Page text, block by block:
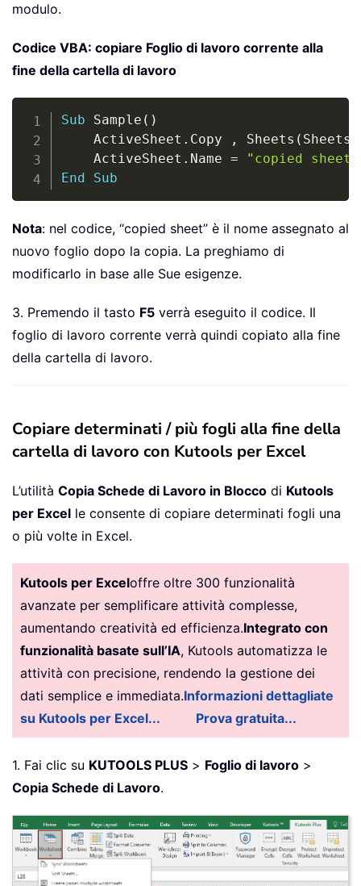
modulo.
Codice VBA: copiare Foglio di lavoro corrente alla
fine della cartella di lavoro
Sub Sample ( )
	ActiveSheet
. Copy , Sheets ( Sheets
	ActiveSheet
. Name =
"copied sheet"
End
Sub
Nota: nel codice, “copied sheet” è il nome assegnato al
nuovo foglio dopo la copia. La preghiamo di
modificarlo in base alle Sue esigenze.
3. Premendo il tasto F5 verrà eseguito il codice. Il
foglio di lavoro corrente verrà quindi copiato alla fine
della cartella di lavoro.
Copiare determinati / più fogli alla fine della
cartella di lavoro con Kutools per Excel
L’utilità Copia Schede di Lavoro in Blocco di Kutools
per Excel le consente di copiare determinati fogli una
o più volte in Excel.
Kutools per Exceloffre oltre 300 funzionalità
avanzate per semplificare attività complesse,
aumentando creatività ed efficienza.Integrato con
funzionalità basate sull’IA, Kutools automatizza le
attività con precisione, rendendo la gestione dei
dati semplice e immediata.Informazioni dettagliate
su Kutools per Excel...
Prova gratuita...
1. Fai clic su KUTOOLS PLUS > Foglio di lavoro >
Copia Schede di Lavoro.